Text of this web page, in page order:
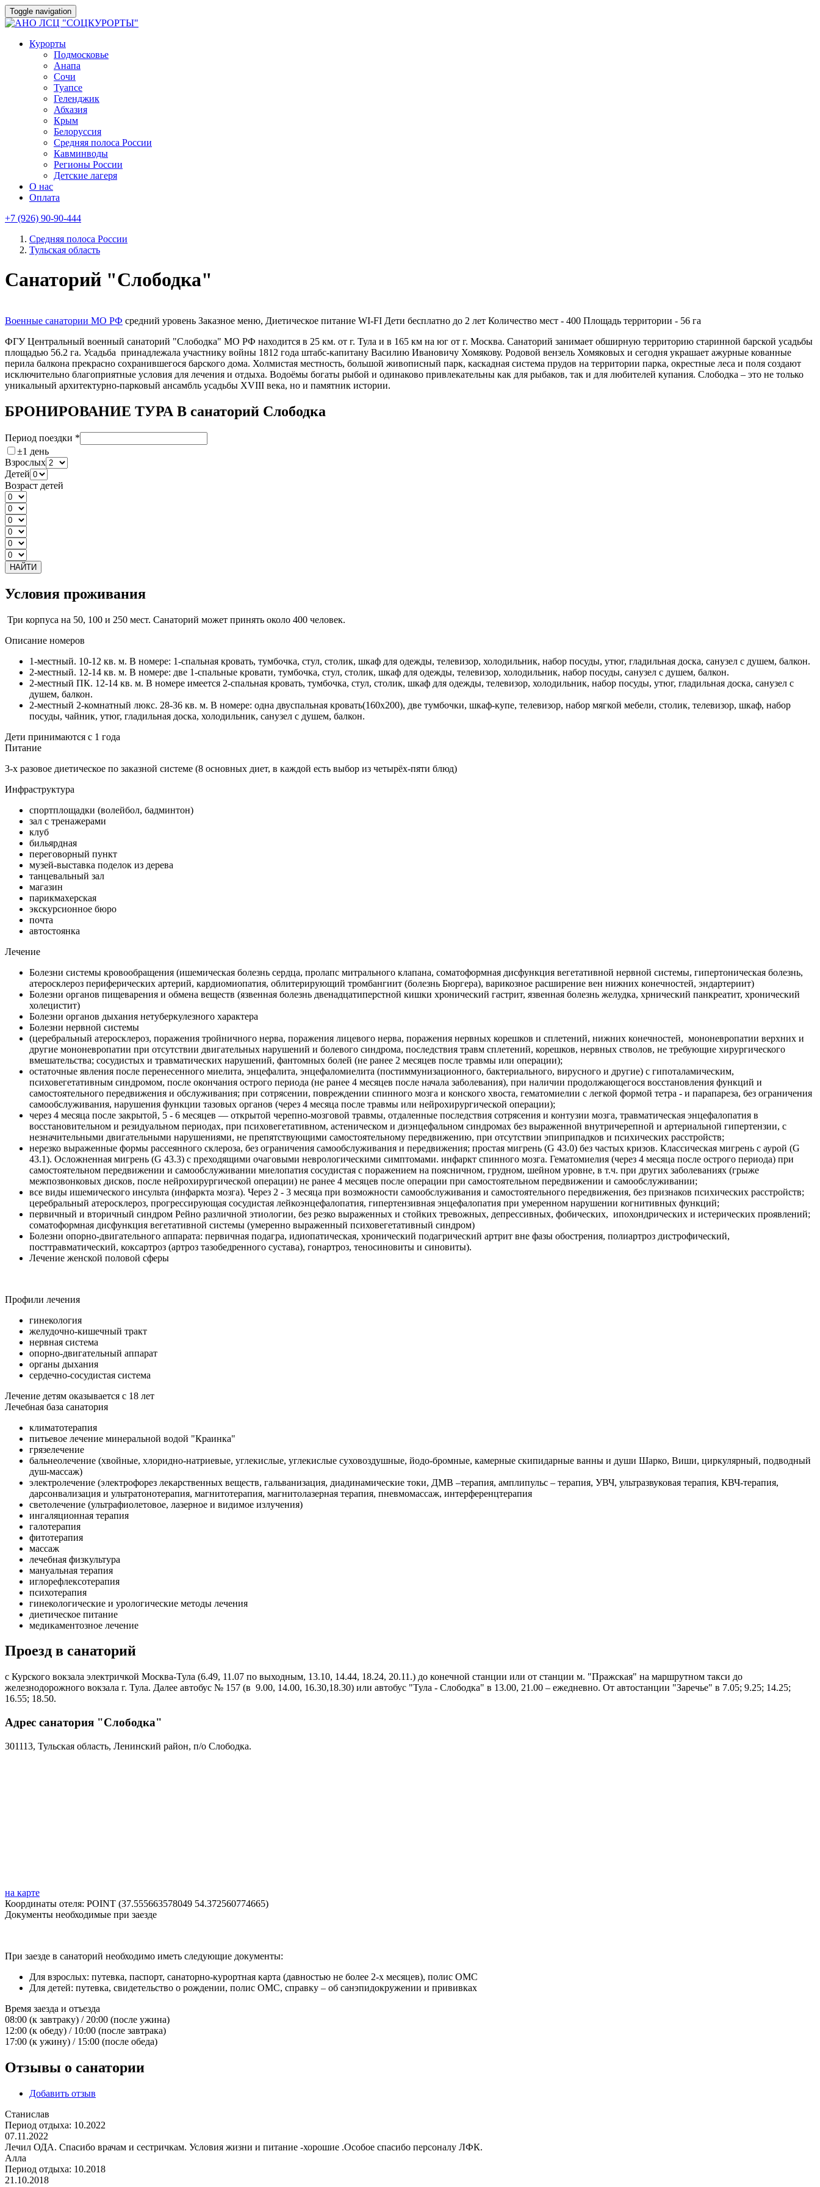
Toggle navigation
Курорты
Подмосковье
Анапа
Сочи
Туапсе
Геленджик
Абхазия
Крым
Белоруссия
Средняя полоса России
Кавминводы
Регионы России
Детские лагеря
О нас
Оплата
+7 (926) 90-90-444
Средняя полоса России
Тульская область
Санаторий "Слободка"
Военные санатории МО РФ средний уровень Заказное меню, Диетическое питание WI-FI Дети бесплатно до 2 лет Количество мест - 400 Площадь территории - 56 га
ФГУ Центральный военный санаторий "Слободка" МО РФ находится в 25 км. от г. Тула и в 165 км на юг от г. Москва. Санаторий занимает обширную территорию старинной барской усадьбы
площадью 56.2 га. Усадьба принадлежала участнику войны 1812 года штабс-капитану Василию Ивановичу Хомякову. Родовой вензель Хомяковых и сегодня украшает ажурные кованные
перила балкона прекрасно сохранившегося барского дома. Холмистая местность, большой живописный парк, каскадная система прудов на территории парка, окрестные леса и поля создают
исключительно благоприятные условия для лечения и отдыха. Водоёмы богаты рыбой и одинаково привлекательны как для рыбаков, так и для любителей купания. Слободка – это не только
уникальный архитектурно-парковый ансамбль усадьбы XVIII века, но и памятник истории.
БРОНИРОВАНИЕ ТУРА В санаторий Слободка
Период поездки *
±1 день
Взрослых
Детей
Возраст детей
НАЙТИ
Условия проживания
Три корпуса на 50, 100 и 250 мест. Санаторий может принять около 400 человек.
Описание номеров
1-местный. 10-12 кв. м. В номере: 1-спальная кровать, тумбочка, стул, столик, шкаф для одежды, телевизор, холодильник, набор посуды, утюг, гладильная доска, санузел с душем, балкон.
2-местный. 12-14 кв. м. В номере: две 1-спальные кровати, тумбочка, стул, столик, шкаф для одежды, телевизор, холодильник, набор посуды, санузел с душем, балкон.
2-местный ПК. 12-14 кв. м. В номере имеется 2-спальная кровать, тумбочка, стул, столик, шкаф для одежды, телевизор, холодильник, набор посуды, утюг, гладильная доска, санузел с
душем, балкон.
2-местный 2-комнатный люкс. 28-36 кв. м. В номере: одна двуспальная кровать(160х200), две тумбочки, шкаф-купе, телевизор, набор мягкой мебели, столик, телевизор, шкаф, набор
посуды, чайник, утюг, гладильная доска, холодильник, санузел с душем, балкон.
Дети принимаются с 1 года
Питание
3-х разовое диетическое по заказной системе (8 основных диет, в каждой есть выбор из четырёх-пяти блюд)
Инфраструктура
спортплощадки (волейбол, бадминтон)
зал с тренажерами
клуб
бильярдная
переговорный пункт
музей-выставка поделок из дерева
танцевальный зал
магазин
парикмахерская
экскурсионное бюро
почта
автостоянка
Лечение
Болезни системы кровообращения (ишемическая болезнь сердца, пролапс митрального клапана, соматоформная дисфункция вегетативной нервной системы, гипертоническая болезнь,
атеросклероз периферических артерий, кардиомиопатия, облитерирующий тромбангиит (болезнь Бюргера), варикозное расширение вен нижних конечностей, эндартериит)
Болезни органов пищеварения и обмена веществ (язвенная болезнь двенадцатиперстной кишки хронический гастрит, язвенная болезнь желудка, хрнический панкреатит, хронический
холецистит)
Болезни органов дыхания нетуберкулезного характера
Болезни нервной системы
(церебральный атеросклероз, поражения тройничного нерва, поражения лицевого нерва, поражения нервных корешков и сплетений, нижних конечностей, мононевропатии верхних и
другие мононевропатии при отсутствии двигательных нарушений и болевого синдрома, последствия травм сплетений, корешков, нервных стволов, не требующие хирургического
вмешательства; сосудистых и травматических нарушений, фантомных болей (не ранее 2 месяцев после травмы или операции);
остаточные явления после перенесенного миелита, энцефалита, энцефаломиелита (постиммунизационного, бактериального, вирусного и другие) с гипоталамическим,
психовегетативным синдромом, после окончания острого периода (не ранее 4 месяцев после начала заболевания), при наличии продолжающегося восстановления функций и
самостоятельного передвижения и обслуживания; при сотрясении, повреждении спинного мозга и конского хвоста, гематомиелии с легкой формой тетра - и парапареза, без ограничения
самообслуживания, нарушения функции тазовых органов (через 4 месяца после травмы или нейрохирургической операции);
через 4 месяца после закрытой, 5 - 6 месяцев — открытой черепно-мозговой травмы, отдаленные последствия сотрясения и контузии мозга, травматическая энцефалопатия в
восстановительном и резидуальном периодах, при психовегетативном, астеническом и диэнцефальном синдромах без выраженной внутричерепной и артериальной гипертензии, с
незначительными двигательными нарушениями, не препятствующими самостоятельному передвижению, при отсутствии эпиприпадков и психических расстройств;
нерезко выраженные формы рассеянного склероза, без ограничения самообслуживания и передвижения; простая мигрень (G 43.0) без частых кризов. Классическая мигрень с аурой (G
43.1). Осложненная мигрень (G 43.3) с преходящими очаговыми неврологическими симптомами. инфаркт спинного мозга. Гематомиелия (через 4 месяца после острого периода) при
самостоятельном передвижении и самообслуживании миелопатия сосудистая с поражением на поясничном, грудном, шейном уровне, в т.ч. при других заболеваниях (грыже
межпозвонковых дисков, после нейрохирургической операции) не ранее 4 месяцев после операции при самостоятельном передвижении и самообслуживании;
все виды ишемического инсульта (инфаркта мозга). Через 2 - 3 месяца при возможности самообслуживания и самостоятельного передвижения, без признаков психических расстройств;
церебральный атеросклероз, прогрессирующая сосудистая лейкоэнцефалопатия, гипертензивная энцефалопатия при умеренном нарушении когнитивных функций;
первичный и вторичный синдром Рейно различной этиологии, без резко выраженных и стойких тревожных, депрессивных, фобических, ипохондрических и истерических проявлений;
соматоформная дисфункция вегетативной системы (умеренно выраженный психовегетативный синдром)
Болезни опорно-двигательного аппарата: первичная подагра, идиопатическая, хронический подагрический артрит вне фазы обострения, полиартроз дистрофический,
посттравматический, коксартроз (артроз тазобедренного сустава), гонартроз, теносиновиты и синовиты).
Лечение женской половой сферы
Профили лечения
гинекология
желудочно-кишечный тракт
нервная система
опорно-двигательный аппарат
органы дыхания
сердечно-сосудистая система
Лечение детям оказывается с 18 лет
Лечебная база санатория
климатотерапия
питьевое лечение минеральной водой "Краинка"
грязелечение
бальнеолечение (хвойные, хлоридно-натриевые, углекислые, углекислые суховоздушные, йодо-бромные, камерные скипидарные ванны и души Шарко, Виши, циркулярный, подводный
душ-массаж)
электролечение (электрофорез лекарственных веществ, гальванизация, диадинамические токи, ДМВ –терапия, амплипульс – терапия, УВЧ, ультразвуковая терапия, КВЧ-терапия,
дарсонвализация и ультратонотерапия, магнитотерапия, магнитолазерная терапия, пневмомассаж, интерференцтерапия
светолечение (ультрафиолетовое, лазерное и видимое излучения)
ингаляционная терапия
галотерапия
фитотерапия
массаж
лечебная физкультура
мануальная терапия
иглорефлексотерапия
психотерапия
гинекологические и урологические методы лечения
диетическое питание
медикаментозное лечение
Проезд в санаторий
с Курского вокзала электричкой Москва-Тула (6.49, 11.07 по выходным, 13.10, 14.44, 18.24, 20.11.) до конечной станции или от станции м. "Пражская" на маршрутном такси до
железнодорожного вокзала г. Тула. Далее автобус № 157 (в 9.00, 14.00, 16.30,18.30) или автобус "Тула - Слободка" в 13.00, 21.00 – ежедневно. От автостанции "Заречье" в 7.05; 9.25; 14.25;
16.55; 18.50.
Адрес санатория "Слободка"
301113, Тульская область, Ленинский район, п/о Слободка.
на карте
Координаты отеля: POINT (37.555663578049 54.372560774665)
Документы необходимые при заезде
При заезде в санаторий необходимо иметь следующие документы:
Для взрослых: путевка, паспорт, санаторно-курортная карта (давностью не более 2-х месяцев), полис ОМС
Для детей: путевка, свидетельство о рождении, полис ОМС, справку – об санэпидокружении и прививках
Время заезда и отъезда
08:00 (к завтраку) / 20:00 (после ужина)
12:00 (к обеду) / 10:00 (после завтрака)
17:00 (к ужину) / 15:00 (после обеда)
Отзывы о санатории
Добавить отзыв
Станислав
Период отдыха: 10.2022
07.11.2022
Лечил ОДА. Спасибо врачам и сестричкам. Условия жизни и питание -хорошие .Особое спасибо персоналу ЛФК.
Алла
Период отдыха: 10.2018
21.10.2018